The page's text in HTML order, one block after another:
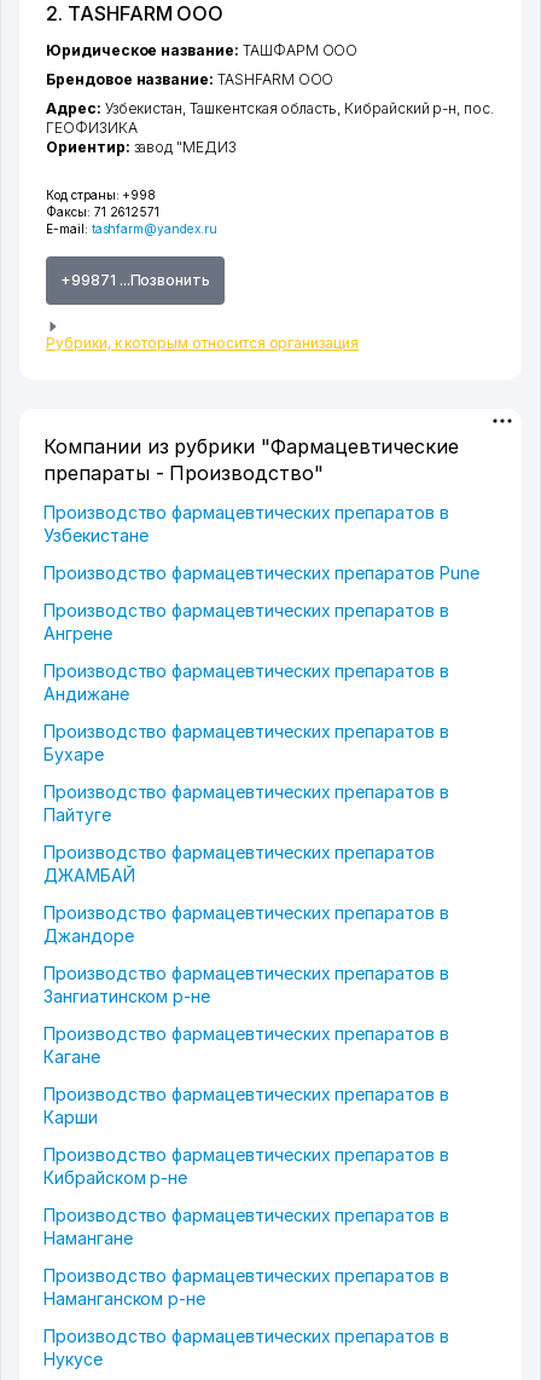
2. TASHFARM ООО
Код страны: +998
Факсы: 71 2612571
E-mail: tashfarm@yandex.ru
+99871 ...Позвонить
Рубрики, к которым относится организация
Юридическое название: ТАШФАРМ ООО
Брендовое название: TASHFARM ООО
Адрес: Узбекистан,Ташкентская область, Кибрайский р-н, пос.
ГЕОФИЗИКА
Ориентир: завод "МЕДИЗ
Компании из рубрики "Фармацевтические
препараты - Производство"
Производство фармацевтических препаратов в
Узбекистане
Производство фармацевтических препаратов Pune
Производство фармацевтических препаратов в
Ангрене
Производство фармацевтических препаратов в
Андижане
Производство фармацевтических препаратов в
Бухаре
Производство фармацевтических препаратов в
Пайтуге
Производство фармацевтических препаратов
ДЖАМБАЙ
Производство фармацевтических препаратов в
Джандоре
Производство фармацевтических препаратов в
Зангиатинском р-не
Производство фармацевтических препаратов в
Кагане
Производство фармацевтических препаратов в
Карши
Производство фармацевтических препаратов в
Кибрайском р-не
Производство фармацевтических препаратов в
Намангане
Производство фармацевтических препаратов в
Наманганском р-не
Производство фармацевтических препаратов в
Нукусе